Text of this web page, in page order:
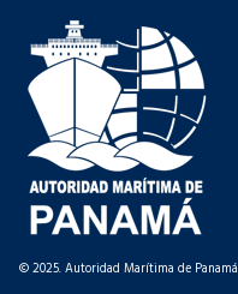
© 2025. Autoridad Marítima de Panamá